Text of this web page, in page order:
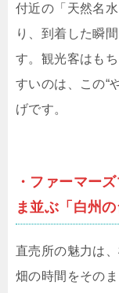
付近の「天然名
り、到着した瞬
す。観光客はも
すいのは、この“
げです。
・ファーマー
ま並ぶ「白州の
直売所の魅力は
畑の時間をその